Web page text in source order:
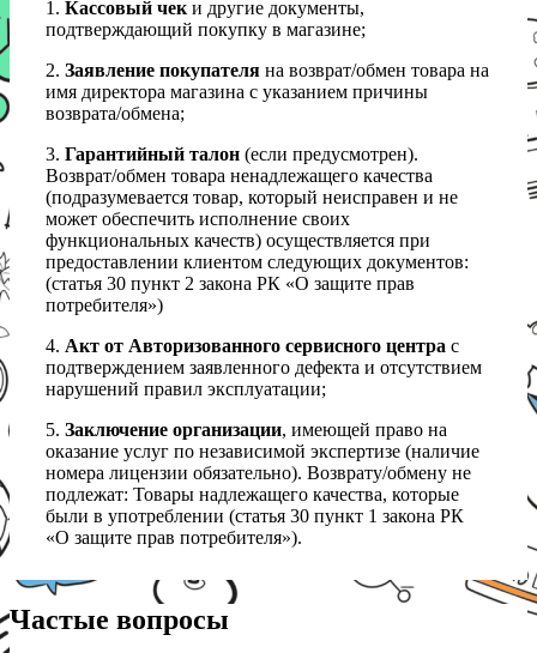
1. Кассовый чек и другие документы,
подтверждающий покупку в магазине;
2. Заявление покупателя на возврат/обмен товара на
имя директора магазина с указанием причины
возврата/обмена;
3. Гарантийный талон (если предусмотрен).
Возврат/обмен товара ненадлежащего качества
(подразумевается товар, который неисправен и не
может обеспечить исполнение своих
функциональных качеств) осуществляется при
предоставлении клиентом следующих документов:
(статья 30 пункт 2 закона РК «О защите прав
потребителя»)
4. Акт от Авторизованного сервисного центра с
подтверждением заявленного дефекта и отсутствием
нарушений правил эксплуатации;
5. Заключение организации, имеющей право на
оказание услуг по независимой экспертизе (наличие
номера лицензии обязательно). Возврату/обмену не
подлежат: Товары надлежащего качества, которые
были в употреблении (статья 30 пункт 1 закона РК
«О защите прав потребителя»).
Частые вопросы